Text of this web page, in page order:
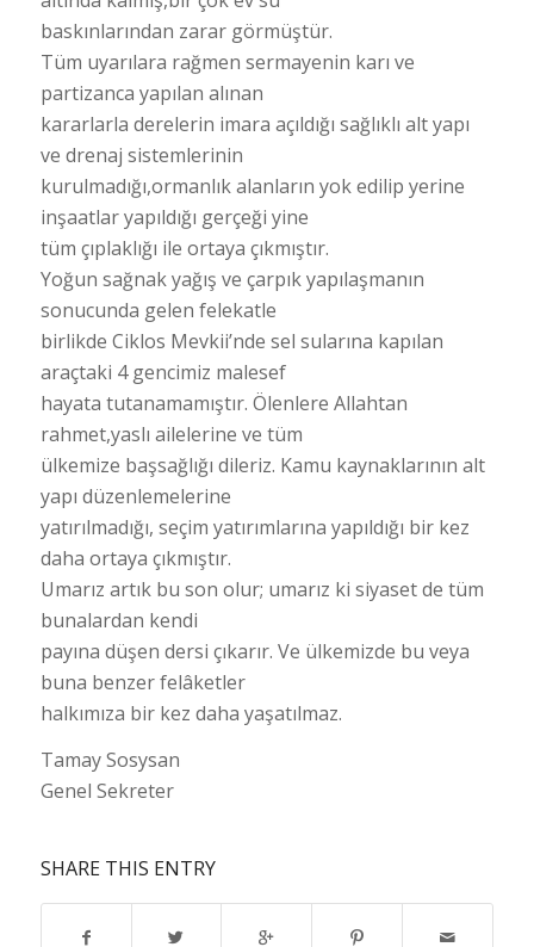
baskınlarından zarar görmüştür.
Tüm uyarılara rağmen sermayenin karı ve
partizanca yapılan alınan
kararlarla derelerin imara açıldığı sağlıklı alt yapı
ve drenaj sistemlerinin
kurulmadığı,ormanlık alanların yok edilip yerine
inşaatlar yapıldığı gerçeği yine
tüm çıplaklığı ile ortaya çıkmıştır.
Yoğun sağnak yağış ve çarpık yapılaşmanın
sonucunda gelen felekatle
birlikde Ciklos Mevkii’nde sel sularına kapılan
araçtaki 4 gencimiz malesef
hayata tutanamamıştır. Ölenlere Allahtan
rahmet,yaslı ailelerine ve tüm
ülkemize başsağlığı dileriz. Kamu kaynaklarının alt
yapı düzenlemelerine
yatırılmadığı, seçim yatırımlarına yapıldığı bir kez
daha ortaya çıkmıştır.
Umarız artık bu son olur; umarız ki siyaset de tüm
bunalardan kendi
payına düşen dersi çıkarır. Ve ülkemizde bu veya
buna benzer felâketler
halkımıza bir kez daha yaşatılmaz.
Tamay Sosysan
Genel Sekreter
SHARE THIS ENTRY